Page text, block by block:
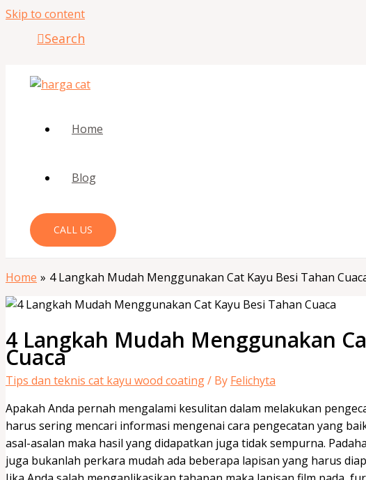
Skip to content
Search
Home
Blog
CALL US
Home 4 Langkah Mudah Menggunakan Cat Kayu Besi Tahan
4 Langkah Mudah Menggunakan
Cuaca
Tips dan teknis cat kayu wood coating/ By Felichyta
Apakah Anda pernah mengalami kesulitan dalam melakukan
harus sering mencari informasi mengenai cara pengecatan yang
asal-asalan maka hasil yang didapatkan juga tidak sempurna.
juga bukanlah perkara mudah ada beberapa lapisan yang harus